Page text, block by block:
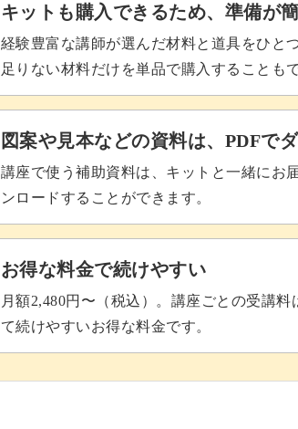
キットも購入できるため、準備が
経験豊富な講師が選んだ材料と道具をひと
足りない材料だけを単品で購入することも
図案や見本などの資料は、PDFで
講座で使う補助資料は、キットと一緒にお
ンロードすることができます。
お得な料金で続けやすい
月額2,480円〜（税込）。講座ごとの受講
て続けやすいお得な料金です。